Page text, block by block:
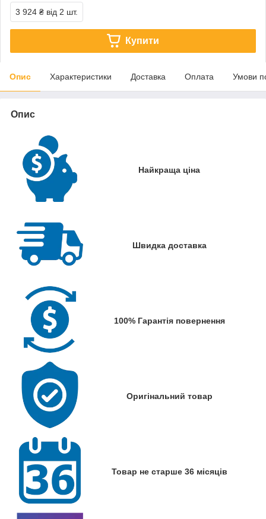
3 924 ₴ від 2 шт.
Купити
Опис Характеристики Доставка Оплата Умови
Опис
Найкраща ціна
Швидка доставка
100% Гарантія повернення
Оригінальний товар
Товар не старше 36 місяців